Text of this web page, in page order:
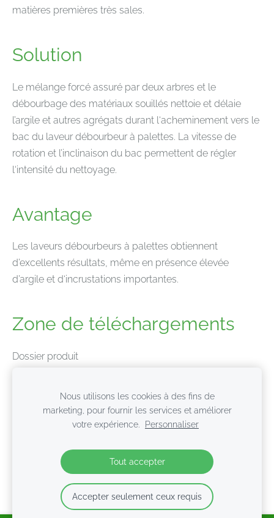
matières premières très sales.
Solution
Le mélange forcé assuré par deux arbres et le
débourbage des matériaux souillés nettoie et délaie
l’argile et autres agrégats durant l‘acheminement vers le
bac du laveur débourbeur à palettes. La vitesse de
rotation et l’inclinaison du bac permettent de régler
l‘intensité du nettoyage.
Avantage
Les laveurs débourbeurs à palettes obtiennent
d’excellents résultats, même en présence élevée
d’argile et d‘incrustations importantes.
Zone de téléchargements
Dossier produit
Cookies
Nous utilisons les cookies à des fins de
marketing, pour fournir les services et améliorer
votre expérience.
Personnaliser
Tout accepter
Accepter seulement ceux requis